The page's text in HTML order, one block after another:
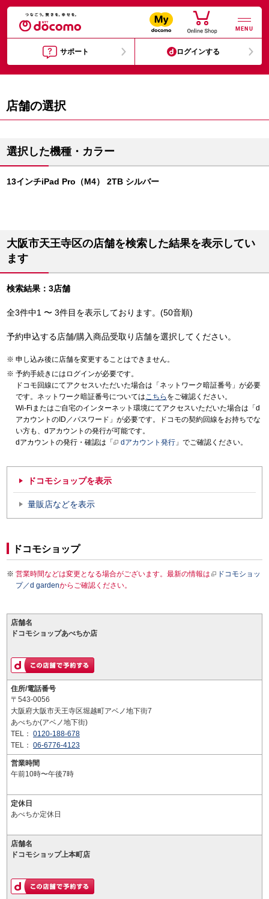
MENU
サポート ログインする
店舗の選択
選択した機種・カラー
13インチiPad Pro（M4） 2TB シルバー
大阪市天王寺区の店舗を検索した結果を表示してい
ます
検索結果：3店舗
全3件中1 〜 3件目を表示しております。(50音順)
予約申込する店舗/購入商品受取り店舗を選択してください。
申し込み後に店舗を変更することはできません。
予約手続きにはログインが必要です。
ドコモ回線にてアクセスいただいた場合は「ネットワーク暗証番号」が必要
です。ネットワーク暗証番号についてはこちら をご確認ください。
Wi-Fiまたはご自宅のインターネット環境にてアクセスいただいた場合は「d
アカウントのID／パスワード」が必要です。ドコモの契約回線をお持ちでな
い方も、dアカウントの発行が可能です。
dアカウントの発行・確認は「
dアカウント発行 」でご確認ください。
ドコモショップを表示
量販店などを表示
ドコモショップ
営業時間などは変更となる場合がございます。最新の情報は
ドコモショッ
プ／d gardenからご確認ください。
店舗名
ドコモショップあべちか店
住所/電話番号
〒543-0056
大阪府大阪市天王寺区堀越町アベノ地下街7
あべちか(アベノ地下街)
TEL： 0120-188-678
TEL： 06-6776-4123
営業時間
午前10時〜午後7時
定休日
あべちか定休日
店舗名
ドコモショップ上本町店